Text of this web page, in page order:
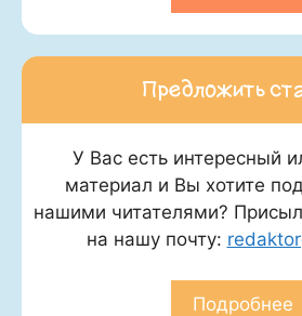
Предложить
У Вас есть интересный
материал и Вы хотите
нашими читателями?
на нашу почту:
Подробнее